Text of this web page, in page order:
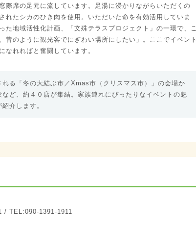
際席の足元に流しています。足湯に浸かりながらいただくの
れたシカのひき肉を使用。いただいた命を有効活用していま
た地域活性化計画、「文殊テラスプロジェクト」の一環で、こ
昔のように観光客でにぎわい場所にしたい」。ここでイベント
なれればと奮闘しています。
る「冬の大結ぶ市／Xmas市（クリスマス市）」の会場か
ど、約４０店が集結。家族連れにぴったりなイベントの魅
介します。
/ TEL:090-1391-1911